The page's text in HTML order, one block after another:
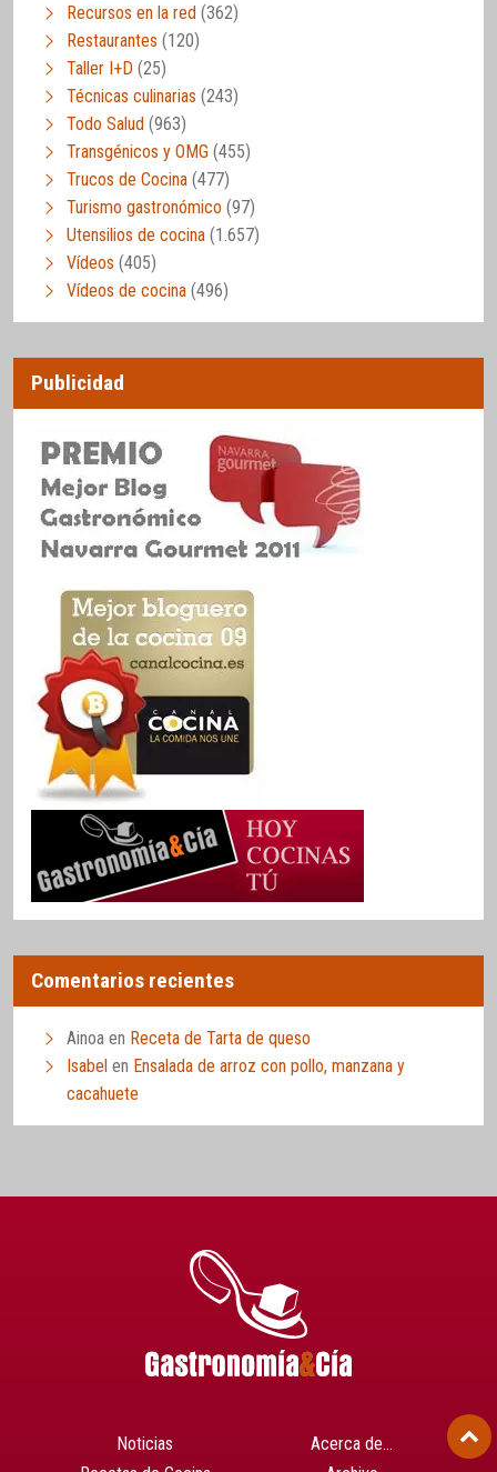
Recursos en la red (362)
Restaurantes (120)
Taller I+D (25)
Técnicas culinarias (243)
Todo Salud (963)
Transgénicos y OMG (455)
Trucos de Cocina (477)
Turismo gastronómico (97)
Utensilios de cocina (1.657)
Vídeos (405)
Vídeos de cocina (496)
Publicidad
Comentarios recientes
Ainoa en Receta de Tarta de queso
Isabel en Ensalada de arroz con pollo, manzana y
cacahuete
Noticias
Acerca de…